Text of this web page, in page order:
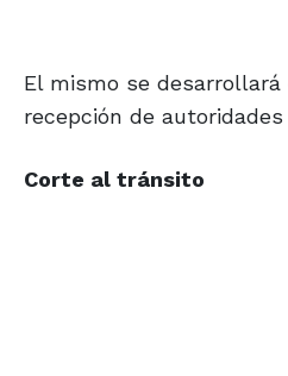
El mismo se desarrollará
recepción de
Corte al tránsito